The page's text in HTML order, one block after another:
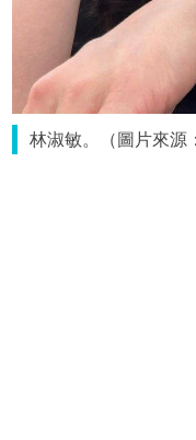
林淑敏。（圖片來源